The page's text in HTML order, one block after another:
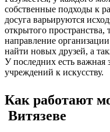
собственные подходы к
досуга варьируются
открытого пространства,
направление
найти новых друзей, а
У последних есть важная
учреждений к искусству.
Как работают
Витязеве